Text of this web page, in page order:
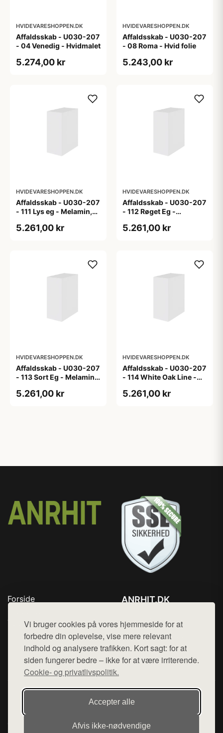
Vi bruger cookies på vores hjemmeside for at
forbedre din oplevelse, vise mere relevant
indhold og analysere trafikken. Kort sagt: for at
siden fungerer bedre – ikke for at være irriterende.
Cookie- og privatlivspolitik.
Accepter alle
Afvis ikke‑nødvendige
HVIDEVARESHOPPEN.DK
Affaldsskab - U030-207
- 04 Venedig - Hvidmalet
5.274,00 kr
HVIDEVARESHOPPEN.DK
Affaldsskab - U030-207
- 08 Roma - Hvid folie
5.243,00 kr
HVIDEVARESHOPPEN.DK
Affaldsskab - U030-207
- 111 Lys eg - Melamin,
5.261,00 kr
HVIDEVARESHOPPEN.DK
Affaldsskab - U030-207
- 112 Røget Eg -
5.261,00 kr
HVIDEVARESHOPPEN.DK
Affaldsskab - U030-207
- 113 Sort Eg - Melamin,
5.261,00 kr
HVIDEVARESHOPPEN.DK
Affaldsskab - U030-207
- 114 White Oak Line -
5.261,00 kr
Forside
Top Rabatter
Blog
Kontakt
ANRHIT.DK
Mail: hej@want.dk
Cookie- og privatlivspolitik
Denne side er en del af want.dk, der udgiver en række
hjemmesider med præsentation af forskellige produkter fra
diverse webshops. Der sælges ikke varer fra denne side - vi